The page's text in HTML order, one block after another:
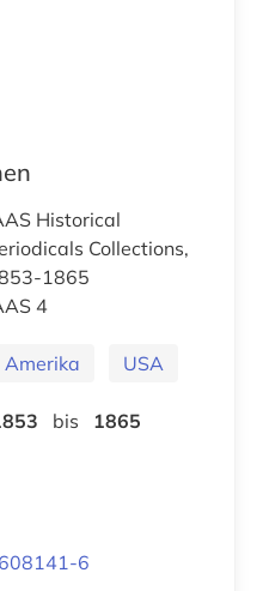
Historical
Collections,
1865
4
Amerika USA
bis 1865
6